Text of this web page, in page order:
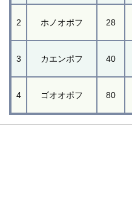
2 ホノオポフ 28
3 カエンポフ 40
4 ゴオオポフ 80